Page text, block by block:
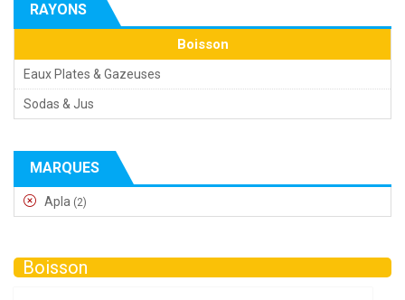
DT
RAYONS
Boisson
Eaux Plates & Gazeuses
Sodas & Jus
MARQUES
Apla (2)
Boisson